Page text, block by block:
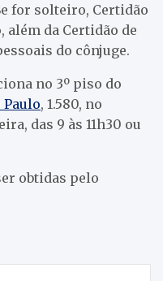
for solteiro, Certidão
além da Certidão de
do cônjuge.
no 3º piso do
Paulo, 1.580, no
das 9 às 11h30 ou
obtidas pelo